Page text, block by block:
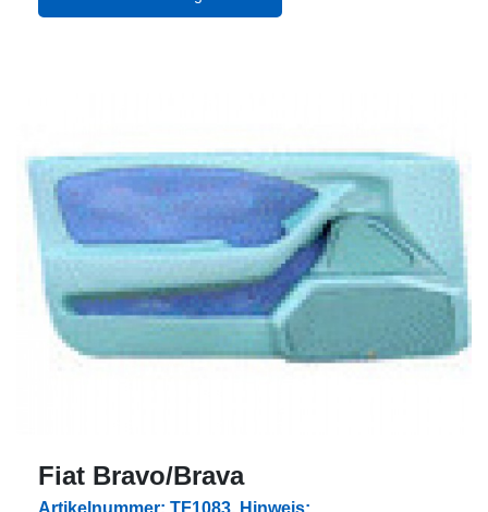
Fiat Bravo/Brava
Artikelnummer: TF1083, Hinweis: